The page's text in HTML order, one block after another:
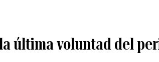
última voluntad del